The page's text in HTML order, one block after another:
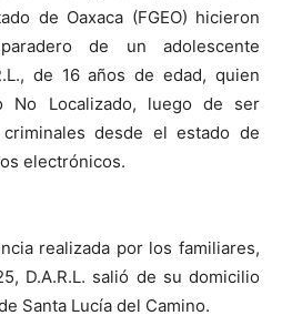
de Oaxaca (FGEO) hicieron
de un adolescente
de 16 años de edad, quien
No Localizado, luego de ser
desde el estado de
electrónicos.
realizada por los familiares,
D.A.R.L. salió de su domicilio
Santa Lucía del Camino.